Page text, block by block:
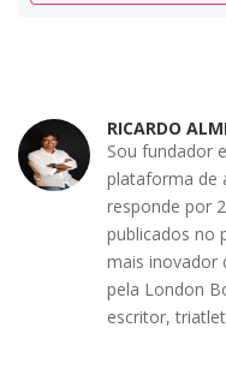
RICARDO
Sou fundador
plataforma de
responde por
publicados no
mais inovador
pela London
escritor,